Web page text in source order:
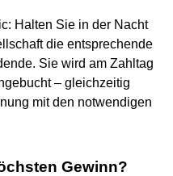
Halten Sie in der Nacht
die entsprechende
Sie wird am Zahltag
– gleichzeitig
mit den notwendigen
Gewinn?